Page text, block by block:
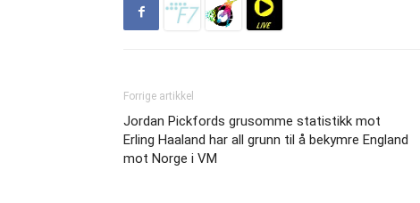
Forrige artikkel
Jordan Pickfords grusomme statistikk mot
Erling Haaland har all grunn til å bekymre England
mot Norge i VM